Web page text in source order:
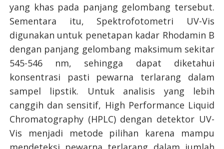
yang khas pada panjang gelombang tersebut.
Sementara itu, Spektrofotometri UV-Vis
digunakan untuk penetapan kadar Rhodamin B
dengan panjang gelombang maksimum sekitar
545-546 nm, sehingga dapat diketahui
konsentrasi pasti pewarna terlarang dalam
sampel lipstik. Untuk analisis yang lebih
canggih dan sensitif, High Performance Liquid
Chromatography (HPLC) dengan detektor UV-
Vis menjadi metode pilihan karena mampu